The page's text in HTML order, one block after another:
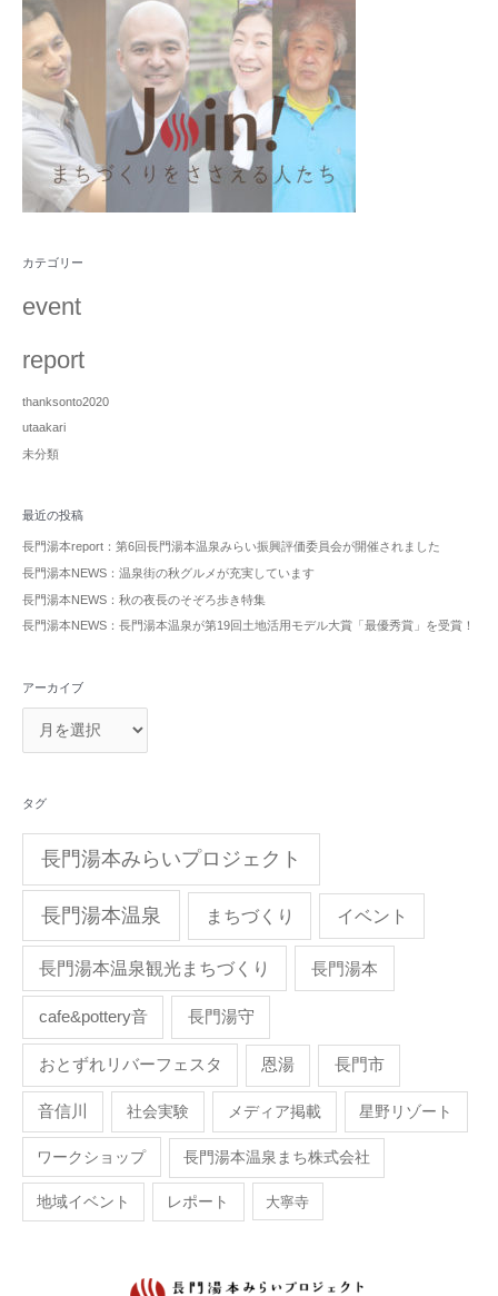
カテゴリー
event
report
thanksonto2020
utaakari
未分類
最近の投稿
長門湯本report：第6回長門湯本温泉みらい振興評価委員会が開催されました
長門湯本NEWS：温泉街の秋グルメが充実しています
長門湯本NEWS：秋の夜長のそぞろ歩き特集
長門湯本NEWS：長門湯本温泉が第19回土地活用モデル大賞「最優秀賞」を受賞！
アーカイブ
タグ
長門湯本みらいプロジェクト
長門湯本温泉 まちづくり イベント
長門湯本温泉観光まちづくり 長門湯本
cafe&pottery音 長門湯守
おとずれリバーフェスタ 恩湯 長門市
音信川 社会実験 メディア掲載 星野リゾート
ワークショップ 長門湯本温泉まち株式会社
地域イベント レポート 大寧寺